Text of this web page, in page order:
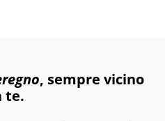
, sempre vicino
te.